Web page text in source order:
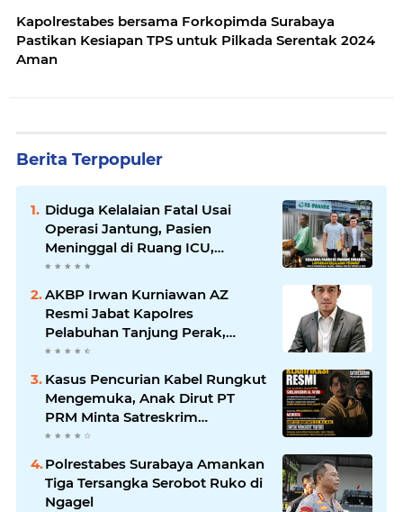
Kapolrestabes bersama Forkopimda Surabaya
Pastikan Kesiapan TPS untuk Pilkada Serentak 2024
Aman
Berita Terpopuler
Diduga Kelalaian Fatal Usai
Operasi Jantung, Pasien
Meninggal di Ruang ICU,
Keluarga Tuntut RSUD dr.
Soewandhie Bertanggung
Jawab
AKBP Irwan Kurniawan AZ
Resmi Jabat Kapolres
Pelabuhan Tanjung Perak,
Pimpinan Redaksi
HarianMataBerita.com
Sampaikan Ucapan Selamat
Kasus Pencurian Kabel Rungkut
Mengemuka, Anak Dirut PT
PRM Minta Satreskrim
Polrestabes Surabaya Usut
Hingga Tuntas
Polrestabes Surabaya Amankan
Tiga Tersangka Serobot Ruko di
Ngagel